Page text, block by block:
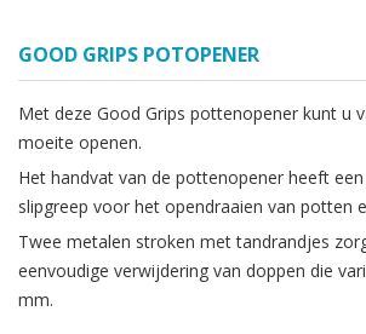
GOOD GRIPS POTOPENER
Met deze Good Grips pottenopener kunt u
moeite openen.
Het handvat van de pottenopener heeft
slipgreep voor het opendraaien van potten
Twee metalen stroken met tandrandjes
eenvoudige verwijdering van doppen die
mm.